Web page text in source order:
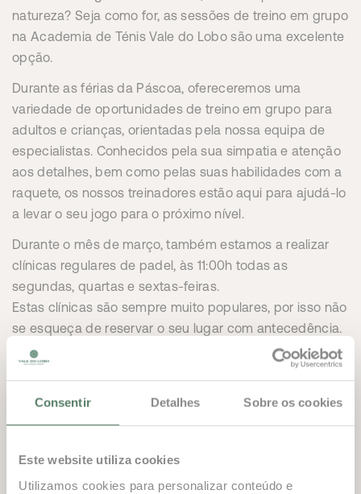
Consentir Detalhes Sobre os cookies
Este website utiliza cookies
Utilizamos cookies para personalizar conteúdo e
natureza? Seja como for, as sessões de treino em grupo
na Academia de Ténis Vale do Lobo são uma excelente
opção.
Durante as férias da Páscoa, ofereceremos uma
variedade de oportunidades de treino em grupo para
adultos e crianças, orientadas pela nossa equipa de
especialistas. Conhecidos pela sua simpatia e atenção
aos detalhes, bem como pelas suas habilidades com a
raquete, os nossos treinadores estão aqui para ajudá-lo
a levar o seu jogo para o próximo nível.
Durante o mês de março, também estamos a realizar
clínicas regulares de padel, às 11:00h todas as
segundas, quartas e sextas-feiras.
Estas clínicas são sempre muito populares, por isso não
se esqueça de reservar o seu lugar com antecedência.
Lembre-se de que a Academia de Ténis também
possui um excelente ginásio e uma piscina aquecida –
Março também oferece uma última oportunidade de
ITF M25. A final de singulares terá lugar na Academia
de Ténis no domingo, 1 de março de 2026. SE o tempo